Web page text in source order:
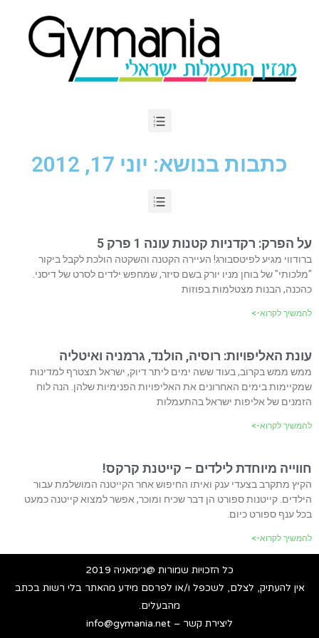
כתבות בנושא: יוני 17, 2012
על הפרק: רקדניות קטנות עונה 1 פרק 5
ברודווי מגיע לפיטסבורג! העיירה הקטנה והשקטה הולכת לקבל ביקור
"מלכותי" של בוחן מניו יורק בשם סיזר, שמחפש ילדים לסרט של דיסני.
כהכנה, הבנות מצטלמות בפוזות
להמשיך לקרוא->
עונת האליפויות: רוסיה, הולנד, גרמניה ואיטליה
ממש ממש בקרוב, בעוד ששה ימים ליתר דיוק, ישראל תצטרף למדינות
שמקיימות בימים האחרונים את האליפויות הפנימיות שלהן. הנה לוח
הזמנים של אליפות ישראל בהתעמלות
להמשיך לקרוא->
חווייה מיוחדת לילדים – קייטנת קרקס!
הקיץ מתקרב בצעדי ענק ואיתו החיפוש אחר הקייטנה המושלמת עבור
הילדים. קייטנות ספורט הן דבר שכיח ומוכר, אפשר למצוא קייטנה כמעט
בכל ענף ספורט כיום.
להמשיך לקרוא->
כל הזכויות שמורות @ג׳ימאניה 2019
אין להעתיק, לצלם, לשכפל ו/או לפרסם מידע מהאתר בלי רשות בכתב
מהבעלים.
ליצירת קשר – info@gymania.net